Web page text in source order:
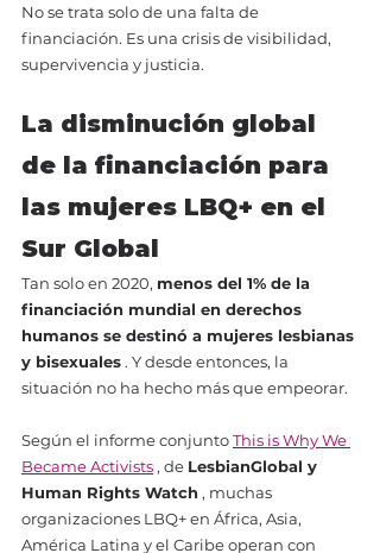
No se trata solo de una falta de
financiación. Es una crisis de visibilidad,
supervivencia y justicia.
La disminución global
de la financiación para
las mujeres LBQ+ en el
Sur Global
Tan solo en 2020, menos del 1% de la
financiación mundial en derechos
humanos se destinó a mujeres lesbianas
y bisexuales . Y desde entonces, la
situación no ha hecho más que empeorar.
Según el informe conjunto This is Why We
Became Activists , de LesbianGlobal y
Human Rights Watch , muchas
organizaciones LBQ+ en África, Asia,
América Latina y el Caribe operan con